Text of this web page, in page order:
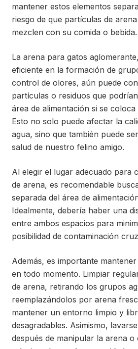
mantener estos elementos
riesgo de que partículas de
mezclen con su comida o bebida.
La arena para gatos
eficiente en la formación de
control de olores, aún puede
partículas o residuos que
área de alimentación si se coloca
Esto no solo puede afectar la
agua, sino que también puede
salud de nuestro felino amigo.
Al elegir el lugar adecuado para
de arena, es recomendable
separada del área de
Idealmente, debería haber una
entre ambos espacios para
posibilidad de contaminación
Además, es importante
en todo momento. Limpiar
de arena, retirando los grupos
reemplazándolos por arena
mantener un entorno limpio y
desagradables. Asimismo,
después de manipular la arena o